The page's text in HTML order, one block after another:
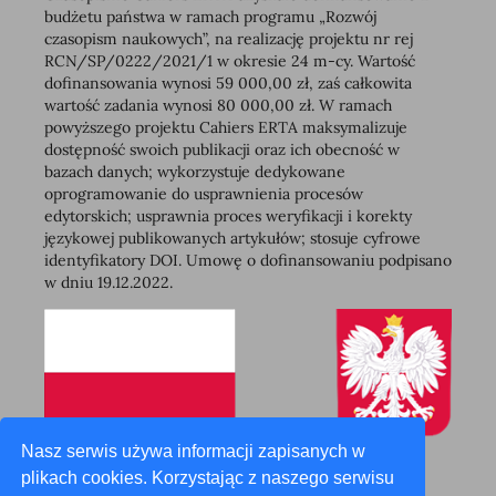
Nasz serwis używa informacji zapisanych w
plikach cookies. Korzystając z naszego serwisu
budżetu państwa w ramach programu „Rozwój
czasopism naukowych”, na realizację projektu nr rej
RCN/SP/0222/2021/1 w okresie 24 m-cy. Wartość
dofinansowania wynosi 59 000,00 zł, zaś całkowita
wartość zadania wynosi 80 000,00 zł. W ramach
powyższego projektu Cahiers ERTA maksymalizuje
dostępność swoich publikacji oraz ich obecność w
bazach danych; wykorzystuje dedykowane
oprogramowanie do usprawnienia procesów
edytorskich; usprawnia proces weryfikacji i korekty
językowej publikowanych artykułów; stosuje cyfrowe
identyfikatory DOI. Umowę o dofinansowaniu podpisano
w dniu 19.12.2022.